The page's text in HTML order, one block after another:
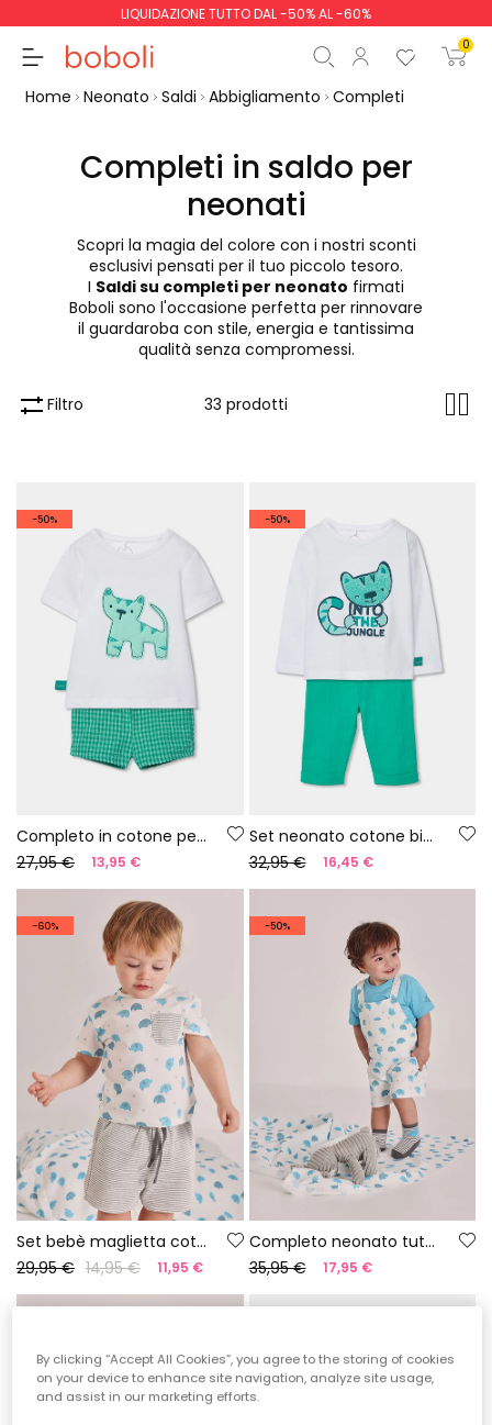
LIQUIDAZIONE TUTTO DAL -50% AL -60%
0
Totale 0,00 €
Continua Inizio ordine
Home Neonato Saldi Abbigliamento Completi
Completi in saldo per
neonati
Scopri la magia del colore con i nostri sconti
esclusivi pensati per il tuo piccolo tesoro.
I Saldi su completi per neonato firmati
Boboli sono l'occasione perfetta per rinnovare
il guardaroba con stile, energia e tantissima
qualità senza compromessi.
Filtro 33 prodotti
-50%
Completo in cotone per neonato bianco e verde
27,95 €
13,95 €
-50%
Set neonato cotone bianco
32,95 €
16,45 €
-60%
Set bebè maglietta cotone stampato
29,95 € 14,95 € 11,95 €
-50%
Completo neonato tuta stampata cotone
35,95 €
17,95 €
By clicking “Accept All Cookies”, you agree to the storing of cookies
on your device to enhance site navigation, analyze site usage,
and assist in our marketing efforts.